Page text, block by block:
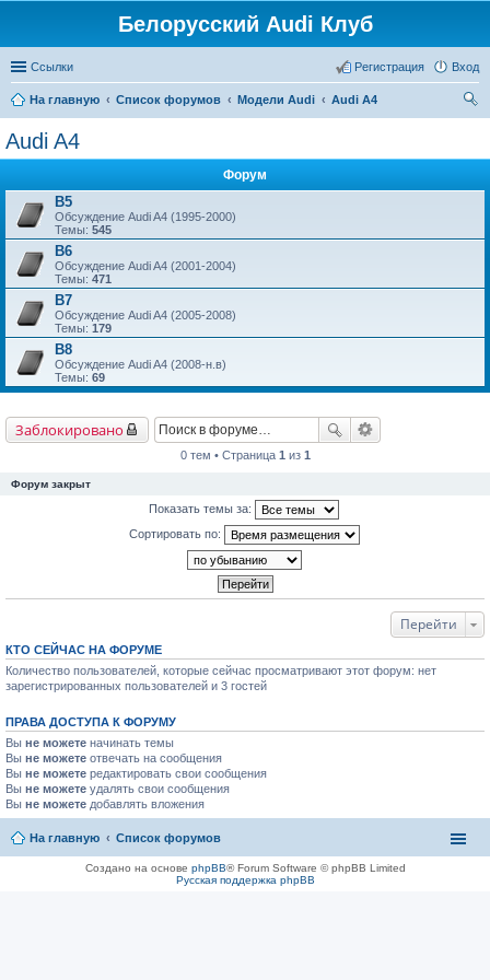
Белорусский Audi Клуб
Ссылки Вход
Регистрация
На главную Список форумов Модели Audi
Audi A4
Audi A4
Форум
B5
Обсуждение Audi A4 (1995-2000)
Темы: 545
B6
Обсуждение Audi A4 (2001-2004)
Темы: 471
B7
Обсуждение Audi A4 (2005-2008)
Темы: 179
B8
Обсуждение Audi A4 (2008-н.в)
Темы: 69
Заблокировано
0 тем • Страница 1 из 1
Форум закрыт
Показать темы за:
Сортировать по:
Перейти
КТО СЕЙЧАС НА ФОРУМЕ
Количество пользователей, которые сейчас просматривают этот форум: нет
зарегистрированных пользователей и 3 гостей
ПРАВА ДОСТУПА К ФОРУМУ
Вы не можете начинать темы
Вы не можете отвечать на сообщения
Вы не можете редактировать свои сообщения
Вы не можете удалять свои сообщения
Вы не можете добавлять вложения
На главную Список форумов
Создано на основе phpBB® Forum Software © phpBB Limited
Русская поддержка phpBB